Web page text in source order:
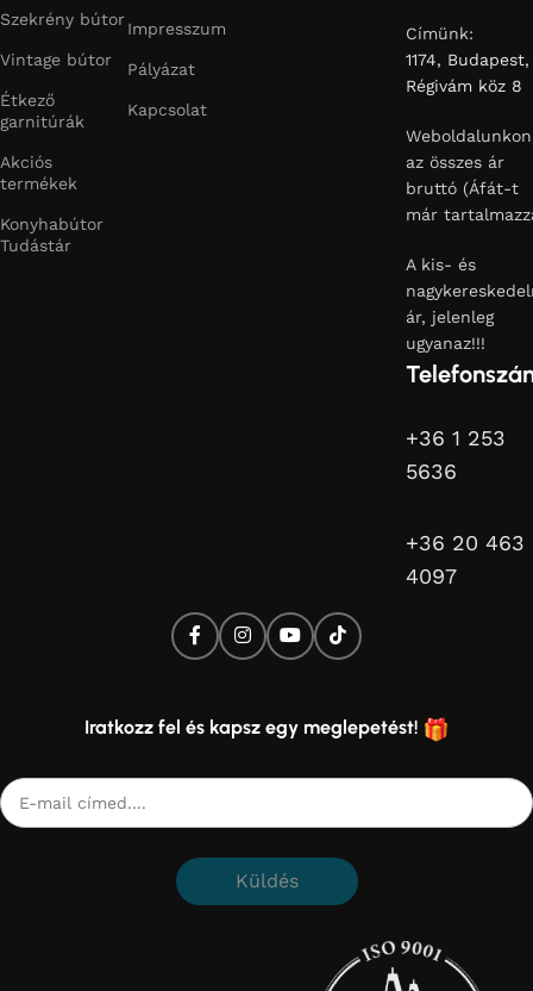
Szekrény bútor
Vintage bútor
Étkező
garnitúrák
Akciós
termékek
Konyhabútor
Tudástár
Impresszum
Pályázat
Kapcsolat
Címünk:
1174, Budapest,
Régivám köz 8
Weboldalunkon
az összes ár
bruttó (Áfát-t
már
A kis- és
ár, jelenleg
ugyanaz!!!
+36 1 253
5636
+36 20 463
4097
Iratkozz fel és kapsz egy meglepetést!
Küldés